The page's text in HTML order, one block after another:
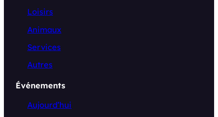
Loisirs
Animaux
Services
Autres
Événements
Aujourd’hui